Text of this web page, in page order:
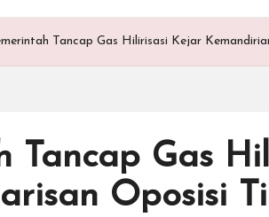
Tancap Gas Hilirisasi Kejar
Tancap Gas
Oposisi